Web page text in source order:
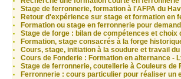
Stage de ferronnerie, formation à l'AFPA du
Retour d'expérience sur stage et formation en
Formation ou stage en ferronnerie pour
Stage de forge : bilan de compétences et choix
Formation, stage consacrés à la forge
Cours, stage, initiation à la soudure et travail
Cours de Fonderie : Formation en alternance -
Stage de ferronnerie, coutellerie à Couleurs de
Ferronnerie : cours particulier pour réaliser un